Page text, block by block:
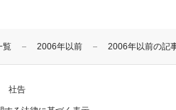
覧 2006年以前 2006年以前の記
社告